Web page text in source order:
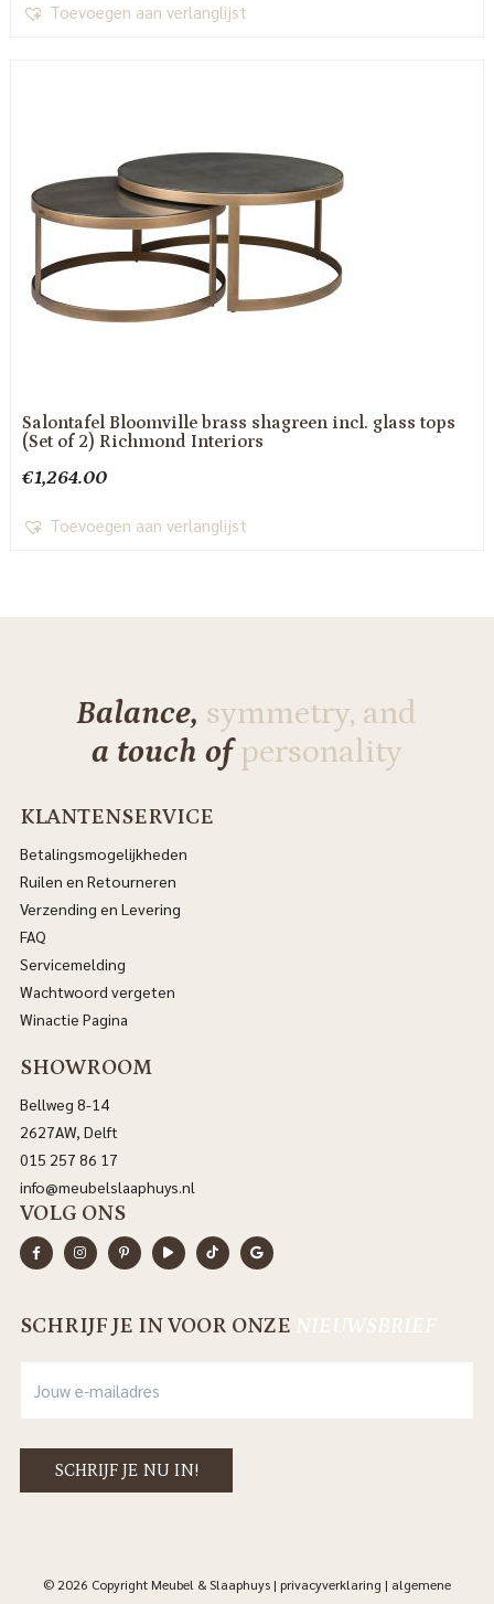
Toevoegen aan verlanglijst
Salontafel Bloomville brass shagreen incl. glass tops
(Set of 2) Richmond Interiors
€1,264.00
Toevoegen aan verlanglijst
Balance, symmetry, and
a touch ofpersonality
KLANTENSERVICE
Betalingsmogelijkheden
Ruilen en Retourneren
Verzending en Levering
FAQ
Servicemelding
Wachtwoord vergeten
Winactie Pagina
SHOWROOM
Bellweg 8-14
2627AW, Delft
015 257 86 17
info@meubelslaaphuys.nl
VOLG ONS
SCHRIJF JE IN VOOR ONZE NIEUWSBRIEF
© 2026 Copyright Meubel & Slaaphuys | privacyverklaring | algemene